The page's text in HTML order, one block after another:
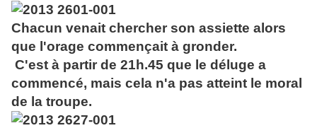
Chacun venait chercher son assiette alors
que l'orage commençait à gronder.
C'est à partir de 21h.45 que le déluge a
commencé, mais cela n'a pas atteint le moral
de la troupe.